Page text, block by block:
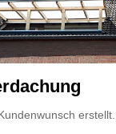
erstellt.